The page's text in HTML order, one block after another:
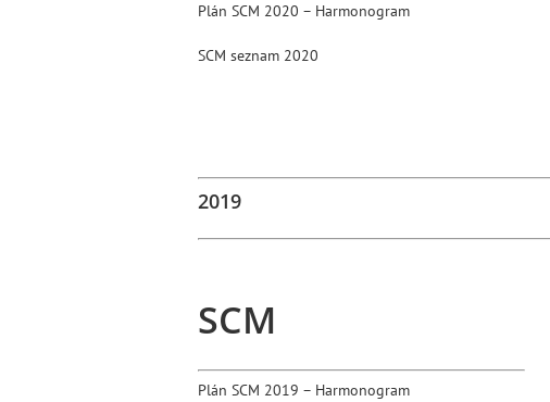
Plán SCM 2020 – Harmonogram
SCM seznam 2020
2019
SCM
Plán SCM 2019 – Harmonogram